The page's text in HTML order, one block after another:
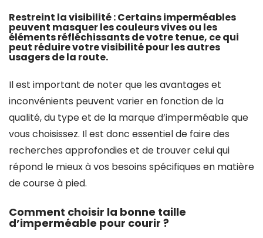
Restreint la visibilité : Certains imperméables
peuvent masquer les couleurs vives ou les
éléments réfléchissants de votre tenue, ce qui
peut réduire votre visibilité pour les autres
usagers de la route.
Il est important de noter que les avantages et
inconvénients peuvent varier en fonction de la
qualité, du type et de la marque d’imperméable que
vous choisissez. Il est donc essentiel de faire des
recherches approfondies et de trouver celui qui
répond le mieux à vos besoins spécifiques en matière
de course à pied.
Comment choisir la bonne taille
d’imperméable pour courir ?